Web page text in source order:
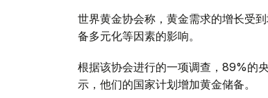
世界黄金协会称，黄金需求的增长受
备多元化等因素的影响。
根据该协会进行的一项调查，89%的
示，他们的国家计划增加黄金储备。